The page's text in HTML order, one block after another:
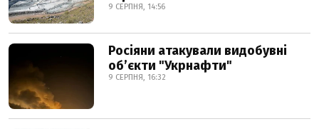
9 СЕРПНЯ, 14:56
Росіяни атакували видобувні
обʼєкти "Укрнафти"
9 СЕРПНЯ, 16:32